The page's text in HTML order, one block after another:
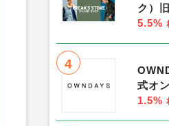
ク）
5.5%
4
式オ
1.5%